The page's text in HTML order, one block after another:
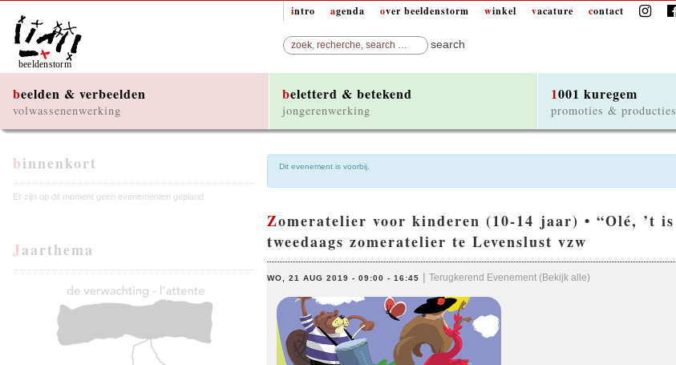
intro agenda over beeldenstorm winkel vacature contact
beelden & verbeelden
volwassenenwerking
beletterd & betekend
jongerenwerking
1001 kuregem
promoties & producties
binnenkort
Er zijn op dit moment geen evenementen gepland
Jaarthema
Dit evenement is voorbij.
Zomeratelier voor kinderen (10-14 jaar) • “Olé, ’t is congé!” •
tweedaags zomeratelier te Levenslust vzw
WO, 21 AUG 2019 - 09:00 -16:45 | Terugkerend Evenement (Bekijk alle)